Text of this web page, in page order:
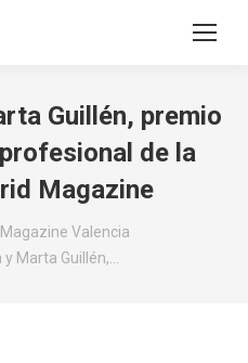
Guillén, premio
de la
Magazine
Valencia
Marta Guillén,…